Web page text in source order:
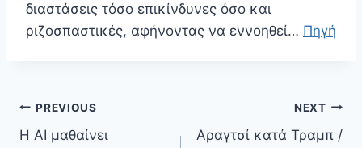
διαστάσεις τόσο επικίνδυνες όσο και
ριζοσπαστικές, αφήνοντας να εννοηθεί… Πηγή
Πλοήγηση
άρθρων
PREVIOUS
Η AI μαθαίνει
NEXT
Αραγτσί κατά Τραμπ /